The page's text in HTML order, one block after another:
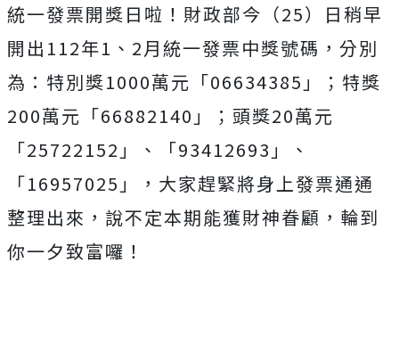
統一發票開獎日啦！財政部今（25）日稍早
開出112年1、2月統一發票中獎號碼，分別
為：特別獎1000萬元「06634385」；特獎
200萬元「66882140」；頭獎20萬元
「25722152」、「93412693」、
「16957025」，大家趕緊將身上發票通通
整理出來，說不定本期能獲財神眷顧，輪到
你一夕致富囉！